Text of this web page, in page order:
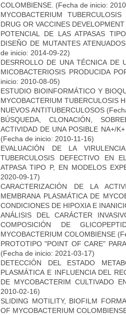
COLOMBIENSE. (Fecha de inicio:
MYCOBACTERIUM
DRUG OR VACCINES DEVELOPMENT
POTENCIAL DE LAS ATPASAS
DISEÑO DE MUTANTES
de inicio: 2014-09-22)
DESRROLLO DE UNA TÉCNICA DE
MICOBACTERIOSIS PRODUCIDA
inicio: 2010-08-05)
ESTUDIO BIOINFORMÁTICO Y
MYCOBACTERIUM TUBERCULOSIS
NUEVOS ANTITUBERCULOSOS
BÚSQUEDA, CLONACIÓN,
ACTIVIDAD DE UNA POSIBLE NA+/
(Fecha de inicio: 2010-11-16)
EVALUACIÓN DE LA
TUBERCULOSIS DEFECTIVO EN
ATPASA TIPO P, EN MODELOS
2020-09-17)
CARACTERIZACIÓN DE LA
MEMBRANA PLASMÁTICA DE
CONDICIONES DE HIPOXIA E
ANÁLISIS DEL CARÁCTER
COMPOSICIÓN DE
MYCOBACTERIUM COLOMBIENSE
PROTOTIPO "POINT OF CARE"
(Fecha de inicio: 2021-03-17)
DETECCIÓN DEL ESTADO
PLASMÁTICA E INFLUENCIA DEL
DE MYCOBACTERIM CULTIVADO
2010-02-16)
SLIDING MOTILITY, BIOFILM
OF MYCOBACTERIUM